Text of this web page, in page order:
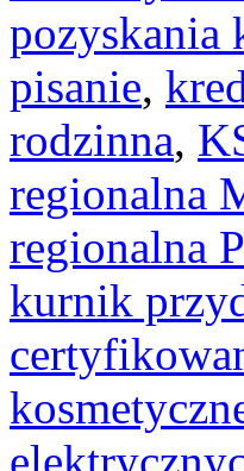
pozyskania
pisanie,
rodzinna,
regionalna
regionalna
kurnik